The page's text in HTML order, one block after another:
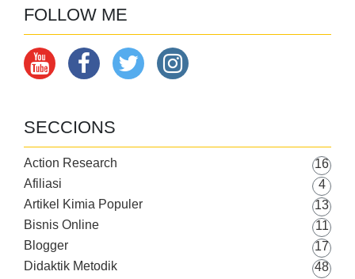
FOLLOW ME
SECCIONS
Action Research
16
Afiliasi
4
Artikel Kimia Populer
13
Bisnis Online
11
Blogger
17
Didaktik Metodik
48